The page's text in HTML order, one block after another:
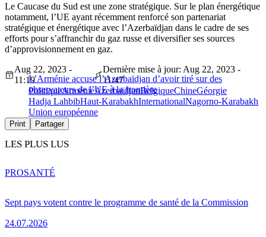
Le Caucase du Sud est une zone stratégique. Sur le plan énergétique
notamment, l’UE ayant récemment renforcé son partenariat
stratégique et énergétique avec l’Azerbaïdjan dans le cadre de ses
efforts pour s’affranchir du gaz russe et diversifier ses sources
d’approvisionnement en gaz.
L’Arménie accuse l’Azerbaïdjan d’avoir tiré sur des
observateurs de l’UE à la frontière
Aug 22, 2023 -
11:19
Dernière mise à jour: Aug 22, 2023 -
11:47
PolitiqueArménieAzerbaïdjanBelgiqueChineGéorgie
Hadja LahbibHaut-KarabakhInternationalNagorno-Karabakh
Union européenne
Print Partager
LES PLUS LUS
Sept pays votent contre le programme de santé de la Commission
24.07.2026
PROSANTÉ